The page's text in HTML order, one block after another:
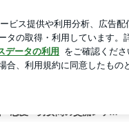
異性間コミュニケーショ
恋愛・男女間の交流レ
して ブログの更新通知
を受け取
恋愛・男女間の交流レッス